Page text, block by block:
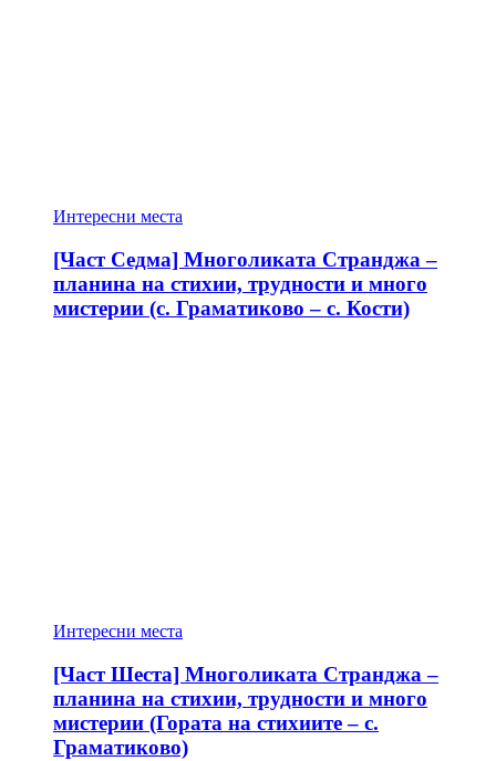
Интересни места
[Част Седма] Многоликата Странджа –
планина на стихии, трудности и много
мистерии (с. Граматиково – с. Кости)
Интересни места
[Част Шеста] Многоликата Странджа –
планина на стихии, трудности и много
мистерии (Гората на стихиите – с.
Граматиково)